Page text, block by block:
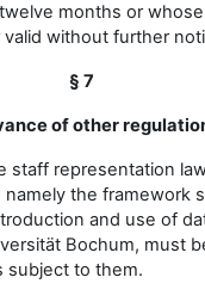
months or whose
without further
§ 7
of other
staff representation
the framework
and use of
Bochum, must
subject to them.